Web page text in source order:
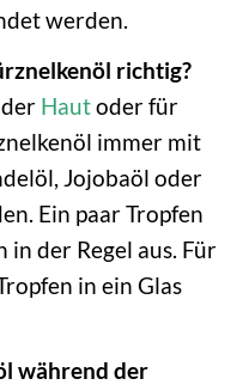
werden.
richtig?
Hautoder für
immer mit
Jojobaöl oder
Ein paar Tropfen
der Regel aus. Für
in ein Glas
während der